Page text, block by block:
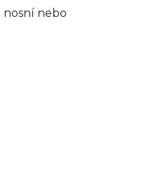
nebo